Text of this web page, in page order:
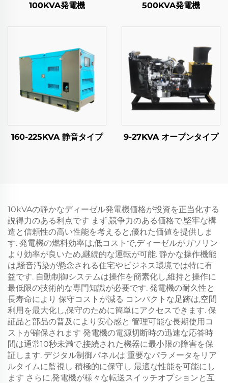
100KVA発電機
500KVA発電機
160-225KVA 静音タイプ 9-27KVA オープンタイプ
10kVAの静かなディーゼル発電機価格が投資を正当化する
説得力のある利点です まず,競争力のある価格で,堅牢な構
造と信頼性の高い性能を考えると,優れた価値を提供しま
す. 発電機の燃料効率は,低コストで,ディーゼルがガソリン
より効率が良いため,継続的な運転が可能. 静かな操作機能
は,騒音汚染が懸念される住宅やビジネス環境では特に有
益です. 自動制御システムは操作を簡素化し,維持と操作に
最低限の技術的な専門知識が必要です. 発電機の耐久性と
長寿命により 保守コストが減る コンパクトな足跡は,空間
利用を最大化し,保守のために簡単にアクセスできます. 保
証品と部品の普及により安心感と 管理可能な長期使用コ
ストが確保されます 発電機の電源切断時の迅速な応答時
間は通常10秒未満で,接続された機器に最小限の障害を保
証します. デジタル制御パネルは 重要なパラメータをリア
ルタイムに監視し 積極的に保守し 最適な性能を可能にし
ます さらに,発電機が様々な転送スイッチオプションと互